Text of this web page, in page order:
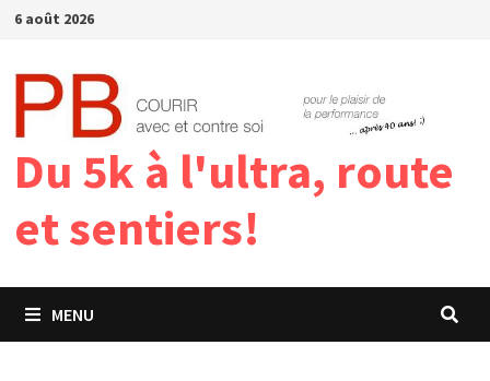
Passer
contenu
6 août 2026
Du 5k à l'ultra, route
et sentiers!
MENU